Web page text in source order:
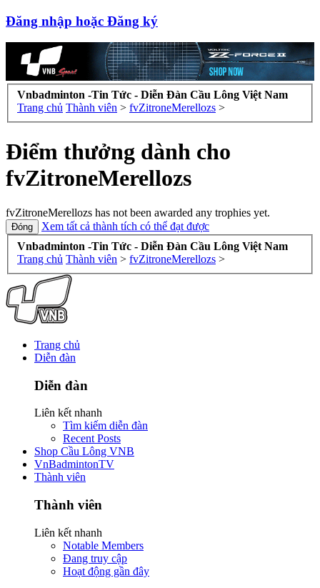
Đăng nhập hoặc Đăng ký
Vnbadminton -Tin Tức - Diễn Đàn Cầu Lông Việt Nam
Trang chủ Thành viên > fvZitroneMerellozs >
Điểm thưởng dành cho
fvZitroneMerellozs
fvZitroneMerellozs has not been awarded any trophies yet.
Xem tất cả thành tích có thể đạt được
Vnbadminton -Tin Tức - Diễn Đàn Cầu Lông Việt Nam
Trang chủ Thành viên > fvZitroneMerellozs >
Trang chủ
Diễn đàn
Diễn đàn
Liên kết nhanh
Tìm kiếm diễn đàn
Recent Posts
Shop Cầu Lông VNB
VnBadmintonTV
Thành viên
Thành viên
Liên kết nhanh
Notable Members
Đang truy cập
Hoạt động gần đây